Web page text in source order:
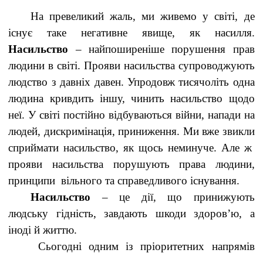
На превеликий жаль, ми живемо у світі, де
існує таке негативне явище, як насилля.
Насильство – найпоширеніше порушення прав
людини в світі. Прояви насильства супроводжують
людство з давніх давен. Упродовж тисячоліть одна
людина кривдить іншу, чинить насильство щодо
неї. У світі постійно відбуваються війни, напади на
людей, дискримінація, приниження. Ми вже звикли
сприймати насильство, як щось неминуче. Але ж
прояви насильства порушують права людини,
принципи вільного та справедливого існування.
Насильство – це дії, що принижують
людську гідність, завдають шкоди здоров’ю, а
іноді й життю.
Сьогодні одним із пріоритетних напрямів